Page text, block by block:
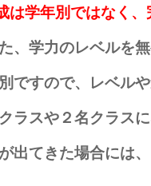
は学年別ではなく
、学力のレベルを
ですので、レベル
ラスや２名クラス
出てきた場合には